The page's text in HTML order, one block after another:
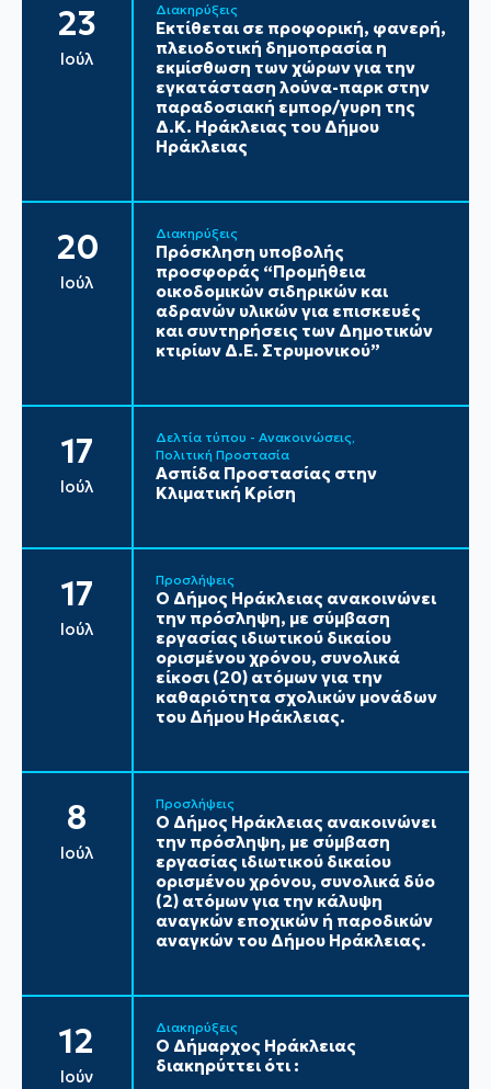
23
Ιούλ
Διακηρύξεις
Εκτίθεται σε προφορική, φανερή,
πλειοδοτική δημοπρασία η
εκμίσθωση των χώρων για την
εγκατάσταση λούνα-παρκ στην
παραδοσιακή εμπορ/γυρη της
Δ.Κ. Ηράκλειας του Δήμου
Ηράκλειας
20
Ιούλ
Διακηρύξεις
Πρόσκληση υποβολής
προσφοράς “Προμήθεια
οικοδομικών σιδηρικών και
αδρανών υλικών για επισκευές
και συντηρήσεις των Δημοτικών
κτιρίων Δ.Ε. Στρυμονικού”
17
Ιούλ
Δελτία τύπου - Ανακοινώσεις
Πολιτική Προστασία
Ασπίδα Προστασίας στην
Κλιματική Κρίση
17
Ιούλ
Προσλήψεις
Ο Δήμος Ηράκλειας ανακοινώνει
την πρόσληψη, με σύμβαση
εργασίας ιδιωτικού δικαίου
ορισμένου χρόνου, συνολικά
είκοσι (20) ατόμων για την
καθαριότητα σχολικών μονάδων
του Δήμου Ηράκλειας.
8
Ιούλ
Προσλήψεις
Ο Δήμος Ηράκλειας ανακοινώνει
την πρόσληψη, με σύμβαση
εργασίας ιδιωτικού δικαίου
ορισμένου χρόνου, συνολικά δύο
(2) ατόμων για την κάλυψη
αναγκών εποχικών ή παροδικών
αναγκών του Δήμου Ηράκλειας.
12
Ιούν
Διακηρύξεις
Ο Δήμαρχος Ηράκλειας
διακηρύττει ότι :